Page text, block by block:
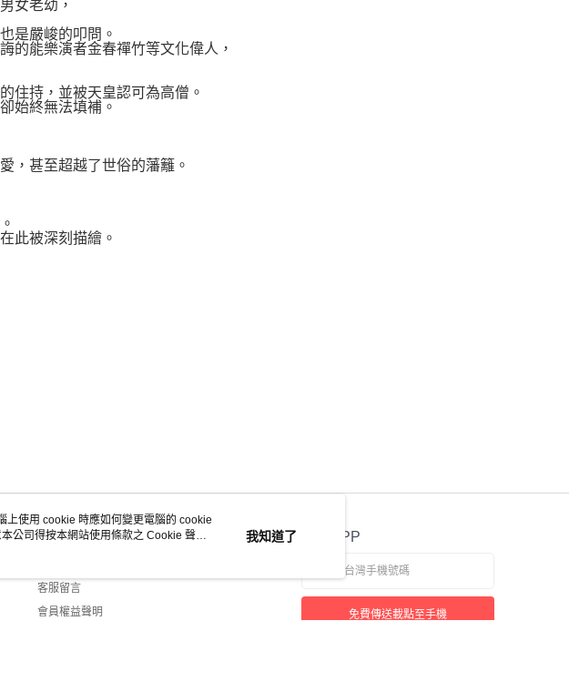
女老幼，
是嚴峻的叩問。
的能樂演者金春禪竹等文化偉人，
住持，並被天皇認可為高僧。
始終無法填補。
，甚至超越了世俗的藩籬。
此被深刻描繪。
客服資訊
客服留言
會員權益聲明
官方APP
免費傳送載點至手機
上使用 cookie 時應如何變更電腦的 cookie
公司得按本網站使用條款之 Cookie 聲明
我知道了